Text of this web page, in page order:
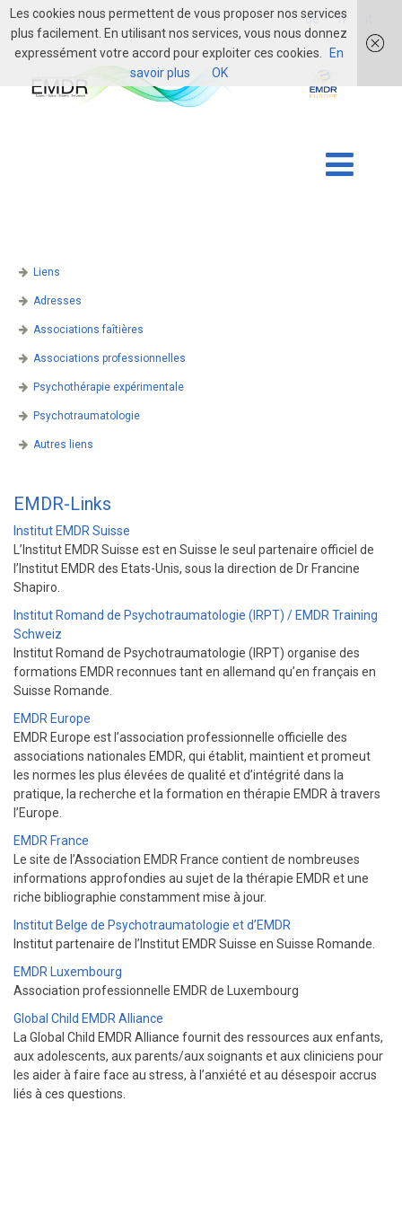
login de fr
Liens
Adresses
Associations faîtières
Associations professionnelles
Psychothérapie expérimentale
Psychotraumatologie
Autres liens
EMDR-Links
Institut EMDR Suisse
L’Institut EMDR Suisse est en Suisse le seul partenaire officiel de
l’Institut EMDR des Etats-Unis, sous la direction de Dr Francine
Shapiro.
Institut Romand de Psychotraumatologie (IRPT) / EMDR Training
Schweiz
Institut Romand de Psychotraumatologie (IRPT) organise des
formations EMDR reconnues tant en allemand qu’en français en
Suisse Romande.
EMDR Europe
EMDR Europe est l’association professionnelle officielle des
associations nationales EMDR, qui établit, maintient et promeut
les normes les plus élevées de qualité et d’intégrité dans la
pratique, la recherche et la formation en thérapie EMDR à travers
l’Europe.
EMDR France
Le site de l’Association EMDR France contient de nombreuses
informations approfondies au sujet de la thérapie EMDR et une
riche bibliographie constamment mise à jour.
Institut Belge de Psychotraumatologie et d’EMDR
Institut partenaire de l’Institut EMDR Suisse en Suisse Romande.
EMDR Luxembourg
Association professionnelle EMDR de Luxembourg
Global Child EMDR Alliance
La Global Child EMDR Alliance fournit des ressources aux enfants,
aux adolescents, aux parents/aux soignants et aux cliniciens pour
les aider à faire face au stress, à l’anxiété et au désespoir accrus
liés à ces questions.
Les cookies nous permettent de vous proposer nos services
plus facilement. En utilisant nos services, vous nous donnez
expressément votre accord pour exploiter ces cookies.
En
savoir plus
OK